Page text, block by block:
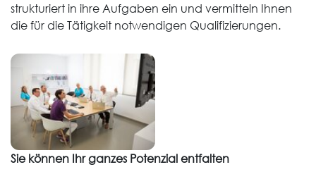
strukturiert in ihre Aufgaben ein und vermitteln Ihnen
die für die Tätigkeit notwendigen Qualifizierungen.
Sie können Ihr ganzes Potenzial entfalten